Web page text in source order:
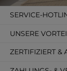
SERVICE-
ZERTIFIZIERT &
UNSERE